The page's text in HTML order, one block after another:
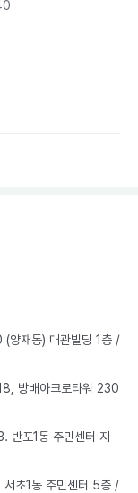
재동) 대관빌딩 1층 /
방배아크로타워 230
포1동 주민센터 지
초1동 주민센터 5층 /